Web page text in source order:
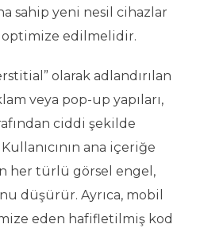
sahip yeni nesil cihazlar
optimize edilmelidir.
olarak adlandırılan
veya pop-up yapıları,
ciddi şekilde
ana içeriğe
her türlü görsel engel,
düşürür. Ayrıca, mobil
eden hafifletilmiş kod